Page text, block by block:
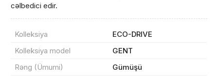
cəlbedici edir.
Kolleksiya
ECO-DRIVE
Kolleksiya model
GENT
Rəng (Ümumi)
Gümüşü